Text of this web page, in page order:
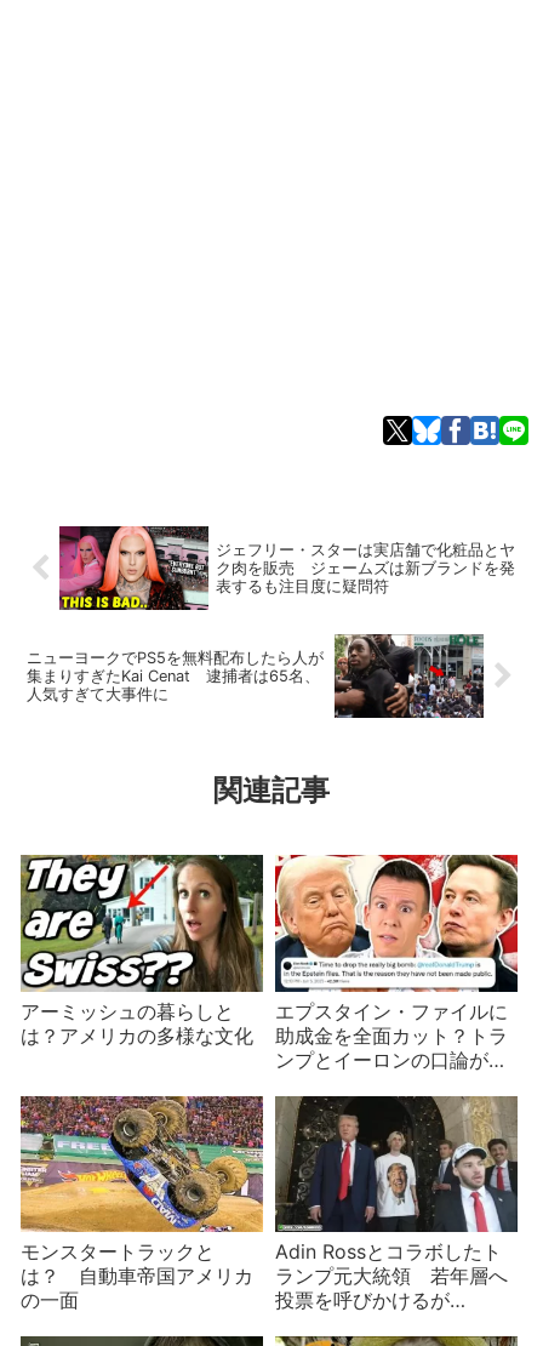
ジェフリー・スターは実店舗で化粧品とヤ
ク肉を販売 ジェームズは新ブランドを発
表するも注目度に疑問符
ニューヨークでPS5を無料配布したら人が
集まりすぎたKai Cenat 逮捕者は65名、
人気すぎて大事件に
関連記事
アーミッシュの暮らしと
は？アメリカの多様な文化
エプスタイン・ファイルに
助成金を全面カット？トラ
ンプとイーロンの口論が始
モンスタートラックと
は？ 自動車帝国アメリカ
の一面
Adin Rossとコラボしたト
ランプ元大統領 若年層へ
投票を呼びかけるが…